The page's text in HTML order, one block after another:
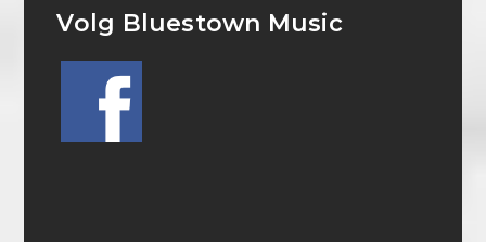
Volg Bluestown Music